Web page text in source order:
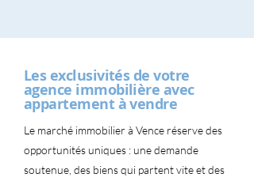
Les exclusivités de votre
agence immobilière avec
appartement à vendre
Le marché immobilier à Vence réserve des
opportunités uniques : une demande
soutenue, des biens qui partent vite et des